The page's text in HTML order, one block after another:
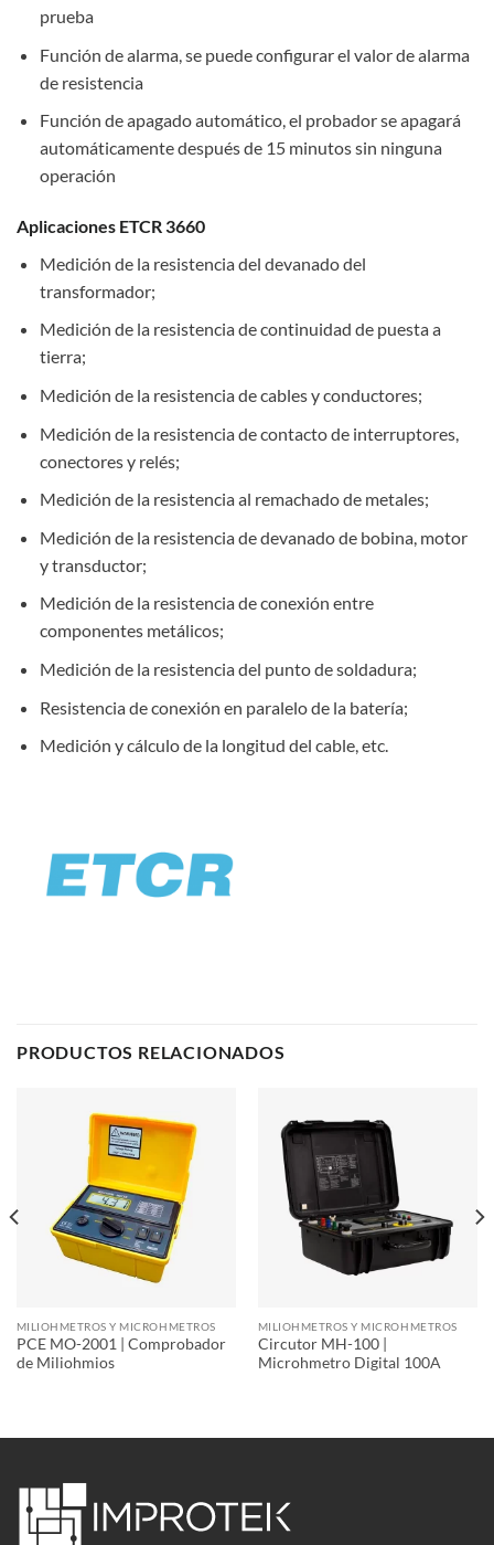
prueba
Función de alarma, se puede configurar el valor de alarma
de resistencia
Función de apagado automático, el probador se apagará
automáticamente después de 15 minutos sin ninguna
operación
Aplicaciones ETCR 3660
Medición de la resistencia del devanado del
transformador;
Medición de la resistencia de continuidad de puesta a
tierra;
Medición de la resistencia de cables y conductores;
Medición de la resistencia de contacto de interruptores,
conectores y relés;
Medición de la resistencia al remachado de metales;
Medición de la resistencia de devanado de bobina, motor
y transductor;
Medición de la resistencia de conexión entre
componentes metálicos;
Medición de la resistencia del punto de soldadura;
Resistencia de conexión en paralelo de la batería;
Medición y cálculo de la longitud del cable, etc.
PRODUCTOS RELACIONADOS
MILIOHMETROS Y MICROHMETROS
PCE MO-2001 | Comprobador
de Miliohmios
MILIOHMETROS Y MICROHMETROS
Circutor MH-100 |
Microhmetro Digital 100A